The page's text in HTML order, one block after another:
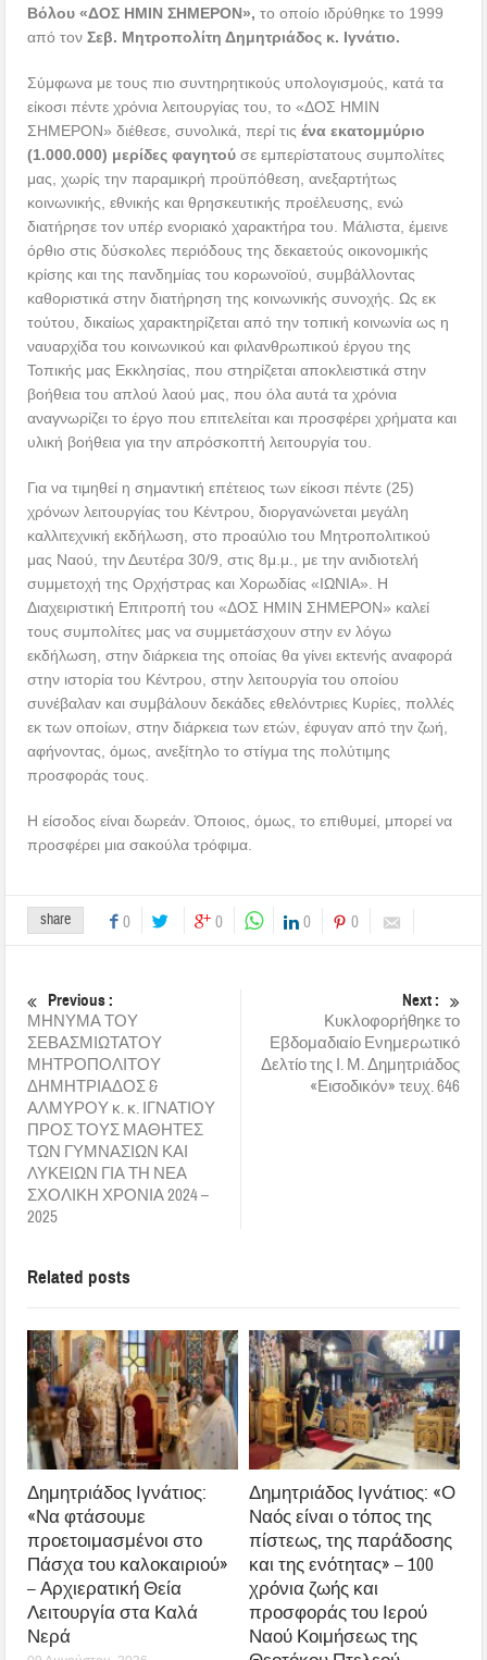
Βόλου «ΔΟΣ ΗΜΙΝ ΣΗΜΕΡΟΝ», το οποίο ιδρύθηκε το 1999
από τονΣεβ. Μητροπολίτη Δημητριάδος κ. Ιγνάτιο.
Σύμφωνα με τους πιο συντηρητικούς υπολογισμούς, κατά τα
είκοσι πέντε χρόνια λειτουργίας του, το «ΔΟΣ ΗΜΙΝ
ΣΗΜΕΡΟΝ» διέθεσε, συνολικά, περί τιςένα εκατομμύριο
(1.000.000) μερίδες φαγητού σε εμπερίστατους συμπολίτες
μας, χωρίς την παραμικρή προϋπόθεση, ανεξαρτήτως
κοινωνικής, εθνικής και θρησκευτικής προέλευσης, ενώ
διατήρησε τον υπέρ ενοριακό χαρακτήρα του. Μάλιστα, έμεινε
όρθιο στις δύσκολες περιόδους της δεκαετούς οικονομικής
κρίσης και της πανδημίας του κορωνοϊού, συμβάλλοντας
καθοριστικά στην διατήρηση της κοινωνικής συνοχής. Ως εκ
τούτου, δικαίως χαρακτηρίζεται από την τοπική κοινωνία ως η
ναυαρχίδα του κοινωνικού και φιλανθρωπικού έργου της
Τοπικής μας Εκκλησίας, που στηρίζεται αποκλειστικά στην
βοήθεια του απλού λαού μας, που όλα αυτά τα χρόνια
αναγνωρίζει το έργο που επιτελείται και προσφέρει χρήματα και
υλική βοήθεια για την απρόσκοπτή λειτουργία του.
Για να τιμηθεί η σημαντική επέτειος των είκοσι πέντε (25)
χρόνων λειτουργίας του Κέντρου, διοργανώνεται μεγάλη
καλλιτεχνική εκδήλωση, στο προαύλιο του Μητροπολιτικού
μας Ναού, την Δευτέρα 30/9, στις 8μ.μ., με την ανιδιοτελή
συμμετοχή της Ορχήστρας και Χορωδίας «ΙΩΝΙΑ». Η
Διαχειριστική Επιτροπή του «ΔΟΣ ΗΜΙΝ ΣΗΜΕΡΟΝ» καλεί
τους συμπολίτες μας να συμμετάσχουν στην εν λόγω
εκδήλωση, στην διάρκεια της οποίας θα γίνει εκτενής αναφορά
στην ιστορία του Κέντρου, στην λειτουργία του οποίου
συνέβαλαν και συμβάλουν δεκάδες εθελόντριες Κυρίες, πολλές
εκ των οποίων, στην διάρκεια των ετών, έφυγαν από την ζωή,
αφήνοντας, όμως, ανεξίτηλο το στίγμα της πολύτιμης
προσφοράς τους.
Η είσοδος είναι δωρεάν. Όποιος, όμως, το επιθυμεί, μπορεί να
προσφέρει μια σακούλα τρόφιμα.
share 0 0 0 0
Previous :
ΜΗΝΥΜΑ ΤΟΥ
ΣΕΒΑΣΜΙΩΤΑΤΟΥ
ΜΗΤΡΟΠΟΛΙΤΟΥ
ΔΗΜΗΤΡΙΑΔΟΣ &
ΑΛΜΥΡΟΥ κ. κ. ΙΓΝΑΤΙΟΥ
ΠΡΟΣ ΤΟΥΣ ΜΑΘΗΤΕΣ
ΤΩΝ ΓΥΜΝΑΣΙΩΝ ΚΑΙ
ΛΥΚΕΙΩΝ ΓΙΑ ΤΗ ΝΕΑ
ΣΧΟΛΙΚΗ ΧΡΟΝΙΑ 2024 –
2025
Next :
Κυκλοφορήθηκε το
Εβδομαδιαίο Ενημερωτικό
Δελτίο της Ι. Μ. Δημητριάδος
«Εισοδικόν» τευχ. 646
Related posts
Δημητριάδος Ιγνάτιος:
«Να φτάσουμε
προετοιμασμένοι στο
Πάσχα του καλοκαιριού»
– Αρχιερατική Θεία
Λειτουργία στα Καλά
Νερά
Δημητριάδος Ιγνάτιος: «Ο
Ναός είναι ο τόπος της
πίστεως, της παράδοσης
και της ενότητας» – 100
χρόνια ζωής και
προσφοράς του Ιερού
Ναού Κοιμήσεως της